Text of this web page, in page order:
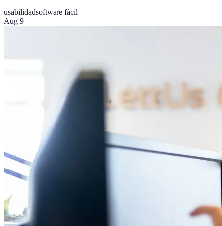
usabilidadsoftware fácil
Aug 9